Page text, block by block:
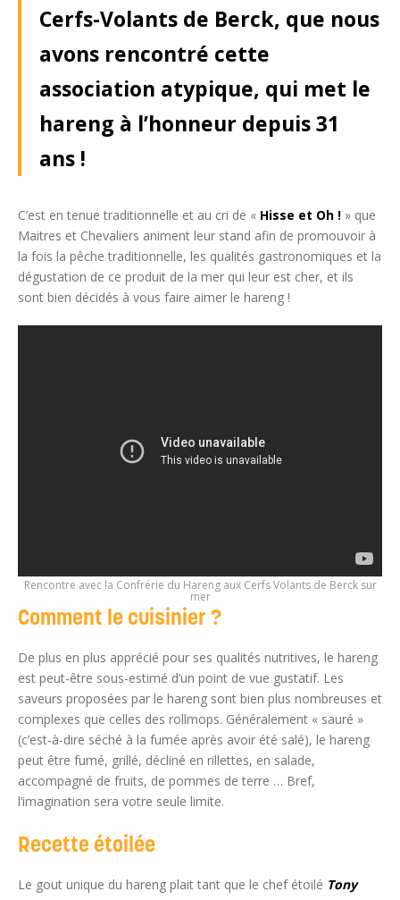
Cerfs-Volants de Berck, que nous
avons rencontré cette
association atypique, qui met le
hareng à l’honneur depuis 31
ans !
C’est en tenue traditionnelle et au cri de « Hisse et Oh ! » que
Maitres et Chevaliers animent leur stand afin de promouvoir à
la fois la pêche traditionnelle, les qualités gastronomiques et la
dégustation de ce produit de la mer qui leur est cher, et ils
sont bien décidés à vous faire aimer le hareng !
Rencontre avec la Confrérie du Hareng aux Cerfs Volants de Berck sur
mer
Comment le cuisinier ?
De plus en plus apprécié pour ses qualités nutritives, le hareng
est peut-être sous-estimé d’un point de vue gustatif. Les
saveurs proposées par le hareng sont bien plus nombreuses et
complexes que celles des rollmops. Généralement « sauré »
(c’est-à-dire séché à la fumée après avoir été salé), le hareng
peut être fumé, grillé, décliné en rillettes, en salade,
accompagné de fruits, de pommes de terre … Bref,
l’imagination sera votre seule limite.
Recette étoilée
Le gout unique du hareng plait tant que le chef étoilé Tony